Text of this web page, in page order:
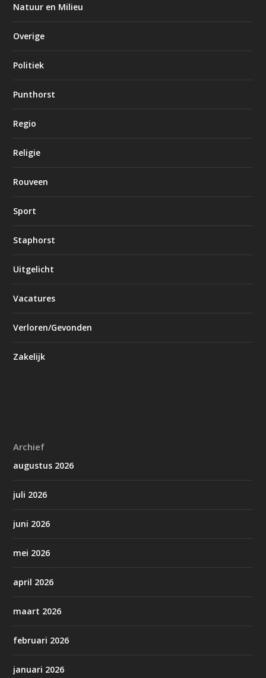
Natuur en Milieu
Overige
Politiek
Punthorst
Regio
Religie
Rouveen
Sport
Staphorst
Uitgelicht
Vacatures
Verloren/Gevonden
Zakelijk
Archief
augustus 2026
juli 2026
juni 2026
mei 2026
april 2026
maart 2026
februari 2026
januari 2026